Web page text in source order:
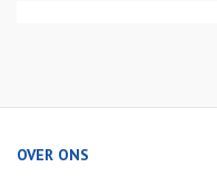
OVER ONS